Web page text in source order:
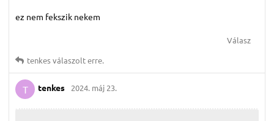
ez nem fekszik nekem
Válasz
tenkesválaszolt erre.
T tenkes 2024. máj 23.